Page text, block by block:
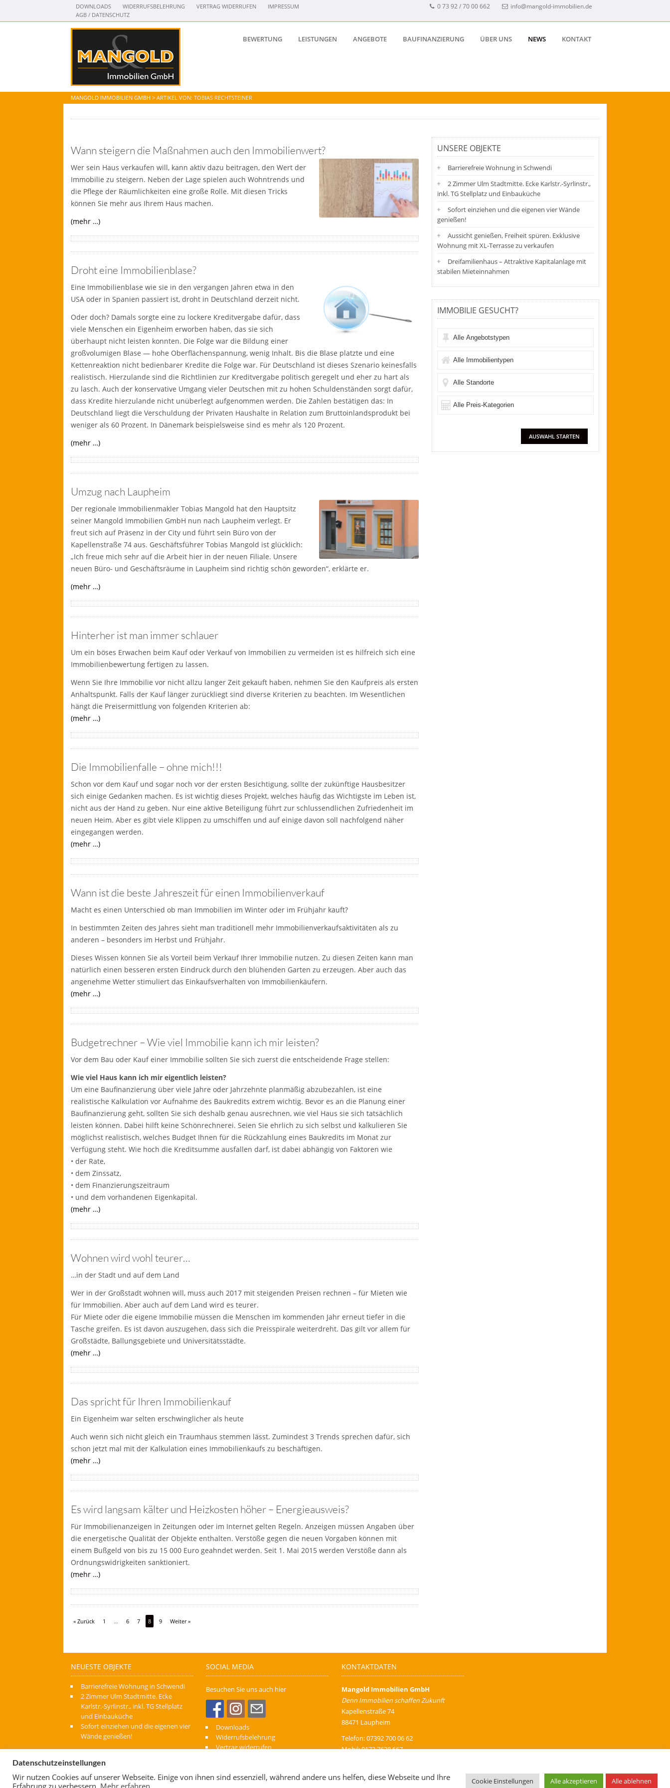
DOWNLOADS WIDERRUFSBELEHRUNG VERTRAG WIDERRUFEN
IMPRESSUM
AGB / DATENSCHUTZ
0 73 92 / 70 00 662 info@mangold-immobilien.de
BEWERTUNG LEISTUNGEN ANGEBOTE BAUFINANZIERUNG ÜBER UNS NEWS KONTAKT
MANGOLD IMMOBILIEN GMBH > ARTIKEL VON: TOBIAS RECHTSTEINER
Wann steigern die Maßnahmen auch den Immobilienwert?
Wer sein Haus verkaufen will, kann aktiv dazu beitragen, den Wert der
Immobilie zu steigern. Neben der Lage spielen auch Wohntrends und
die Pflege der Räumlichkeiten eine große Rolle. Mit diesen Tricks
können Sie mehr aus Ihrem Haus machen.
(mehr …)
Droht eine Immobilienblase?
Eine Immobilienblase wie sie in den vergangen Jahren etwa in den
USA oder in Spanien passiert ist, droht in Deutschland derzeit nicht.
Oder doch? Damals sorgte eine zu lockere Kreditvergabe dafür, dass
viele Menschen ein Eigenheim erworben haben, das sie sich
überhaupt nicht leisten konnten. Die Folge war die Bildung einer
großvolumigen Blase — hohe Oberflächenspannung, wenig Inhalt. Bis die Blase platzte und eine
Kettenreaktion nicht bedienbarer Kredite die Folge war. Für Deutschland ist dieses Szenario keinesfalls
realistisch. Hierzulande sind die Richtlinien zur Kreditvergabe politisch geregelt und eher zu hart als
zu lasch. Auch der konservative Umgang vieler Deutschen mit zu hohen Schuldenständen sorgt dafür,
dass Kredite hierzulande nicht unüberlegt aufgenommen werden. Die Zahlen bestätigen das: In
Deutschland liegt die Verschuldung der Privaten Haushalte in Relation zum Bruttoinlandsprodukt bei
weniger als 60 Prozent. In Dänemark beispielsweise sind es mehr als 120 Prozent.
(mehr …)
Umzug nach Laupheim
Der regionale Immobilienmakler Tobias Mangold hat den Hauptsitz
seiner Mangold Immobilien GmbH nun nach Laupheim verlegt. Er
freut sich auf Präsenz in der City und führt sein Büro von der
Kapellenstraße 74 aus. Geschäftsführer Tobias Mangold ist glücklich:
„Ich freue mich sehr auf die Arbeit hier in der neuen Filiale. Unsere
neuen Büro- und Geschäftsräume in Laupheim sind richtig schön geworden“, erklärte er.
(mehr …)
Hinterher ist man immer schlauer
Um ein böses Erwachen beim Kauf oder Verkauf von Immobilien zu vermeiden ist es hilfreich sich eine
Immobilienbewertung fertigen zu lassen.
Wenn Sie Ihre Immobilie vor nicht allzu langer Zeit gekauft haben, nehmen Sie den Kaufpreis als ersten
Anhaltspunkt. Falls der Kauf länger zurückliegt sind diverse Kriterien zu beachten. Im Wesentlichen
hängt die Preisermittlung von folgenden Kriterien ab:
(mehr …)
Die Immobilienfalle – ohne mich!!!
Schon vor dem Kauf und sogar noch vor der ersten Besichtigung, sollte der zukünftige Hausbesitzer
sich einige Gedanken machen. Es ist wichtig dieses Projekt, welches häufig das Wichtigste im Leben ist,
nicht aus der Hand zu geben. Nur eine aktive Beteiligung führt zur schlussendlichen Zufriedenheit im
neuen Heim. Aber es gibt viele Klippen zu umschiffen und auf einige davon soll nachfolgend näher
eingegangen werden.
(mehr …)
Wann ist die beste Jahreszeit für einen Immobilienverkauf
Macht es einen Unterschied ob man Immobilien im Winter oder im Frühjahr kauft?
In bestimmten Zeiten des Jahres sieht man traditionell mehr Immobilienverkaufsaktivitäten als zu
anderen – besonders im Herbst und Frühjahr.
Dieses Wissen können Sie als Vorteil beim Verkauf Ihrer Immobilie nutzen. Zu diesen Zeiten kann man
natürlich einen besseren ersten Eindruck durch den blühenden Garten zu erzeugen. Aber auch das
angenehme Wetter stimuliert das Einkaufsverhalten von Immobilienkäufern.
(mehr …)
Budgetrechner – Wie viel Immobilie kann ich mir leisten?
Vor dem Bau oder Kauf einer Immobilie sollten Sie sich zuerst die entscheidende Frage stellen:
Wie viel Haus kann ich mir eigentlich leisten?
Um eine Baufinanzierung über viele Jahre oder Jahrzehnte planmäßig abzubezahlen, ist eine
realistische Kalkulation vor Aufnahme des Baukredits extrem wichtig. Bevor es an die Planung einer
Baufinanzierung geht, sollten Sie sich deshalb genau ausrechnen, wie viel Haus sie sich tatsächlich
leisten können. Dabei hilft keine Schönrechnerei. Seien Sie ehrlich zu sich selbst und kalkulieren Sie
möglichst realistisch, welches Budget Ihnen für die Rückzahlung eines Baukredits im Monat zur
Verfügung steht. Wie hoch die Kreditsumme ausfallen darf, ist dabei abhängig von Faktoren wie
• der Rate,
• dem Zinssatz,
• dem Finanzierungszeitraum
• und dem vorhandenen Eigenkapital.
(mehr …)
Wohnen wird wohl teurer…
…in der Stadt und auf dem Land
Wer in der Großstadt wohnen will, muss auch 2017 mit steigenden Preisen rechnen – für Mieten wie
für Immobilien. Aber auch auf dem Land wird es teurer.
Für Miete oder die eigene Immobilie müssen die Menschen im kommenden Jahr erneut tiefer in die
Tasche greifen. Es ist davon auszugehen, dass sich die Preisspirale weiterdreht. Das gilt vor allem für
Großstädte, Ballungsgebiete und Universitätsstädte.
(mehr …)
Das spricht für Ihren Immobilienkauf
Ein Eigenheim war selten erschwinglicher als heute
Auch wenn sich nicht gleich ein Traumhaus stemmen lässt. Zumindest 3 Trends sprechen dafür, sich
schon jetzt mal mit der Kalkulation eines Immobilienkaufs zu beschäftigen.
(mehr …)
Es wird langsam kälter und Heizkosten höher – Energieausweis?
Für Immobilienanzeigen in Zeitungen oder im Internet gelten Regeln. Anzeigen müssen Angaben über
die energetische Qualität der Objekte enthalten. Verstöße gegen die neuen Vorgaben können mit
einem Bußgeld von bis zu 15 000 Euro geahndet werden. Seit 1. Mai 2015 werden Verstöße dann als
Ordnungswidrigkeiten sanktioniert.
(mehr …)
« Zurück 1 … 6 7 8 9 Weiter »
UNSERE OBJEKTE
Barrierefreie Wohnung in Schwendi
2 Zimmer Ulm Stadtmitte. Ecke Karlstr.-Syrlinstr.,
inkl. TG Stellplatz und Einbauküche
Sofort einziehen und die eigenen vier Wände
genießen!
Aussicht genießen, Freiheit spüren. Exklusive
Wohnung mit XL-Terrasse zu verkaufen
Dreifamilienhaus – Attraktive Kapitalanlage mit
stabilen Mieteinnahmen
IMMOBILIE GESUCHT?
NEUESTE OBJEKTE
Barrierefreie Wohnung in Schwendi
2 Zimmer Ulm Stadtmitte. Ecke
Karlstr.-Syrlinstr., inkl. TG Stellplatz
und Einbauküche
Sofort einziehen und die eigenen vier
Wände genießen!
SOCIAL MEDIA
Besuchen Sie uns auch hier
Downloads
Widerrufsbelehrung
Vertrag widerrufen
KONTAKTDATEN
Mangold Immobilien GmbH
Denn Immobilien schaffen Zukunft
Kapellenstraße 74
88471 Laupheim
Telefon: 07392 700 06 62
Mobil: 0173 7638 667
Datenschutzeinstellungen
Wir nutzen Cookies auf unserer Webseite. Einige von ihnen sind essenziell, während andere uns helfen, diese Webseite und Ihre
Erfahrung zu verbessern. Mehr erfahren... Cookie Einstellungen Alle akzeptieren Alle ablehnen